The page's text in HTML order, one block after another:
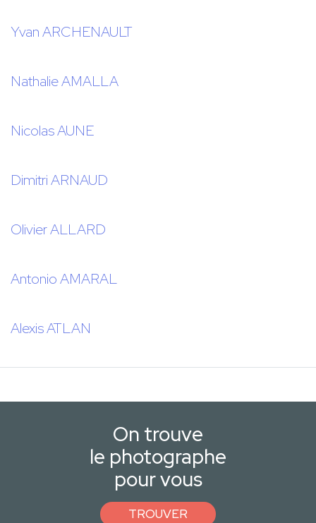
Yvan ARCHENAULT
Nathalie AMALLA
Nicolas AUNE
Dimitri ARNAUD
Olivier ALLARD
Antonio AMARAL
Alexis ATLAN
On trouve
le photographe
pour vous
TROUVER